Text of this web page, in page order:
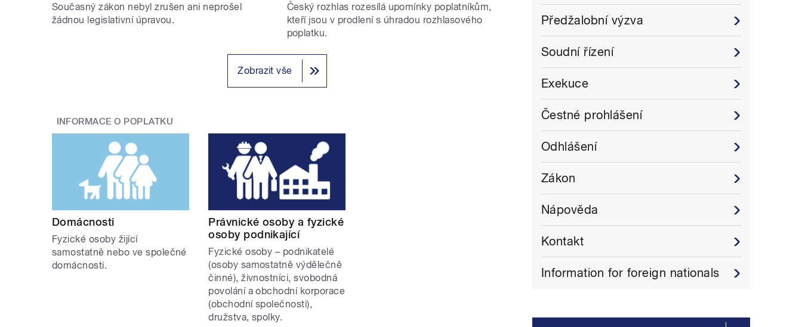
Současný zákon nebyl zrušen ani neprošel
žádnou legislativní úpravou.
Český rozhlas rozesílá upomínky poplatníkům,
kteří jsou v prodlení s úhradou rozhlasového
poplatku.
Zobrazit vše
INFORMACE O POPLATKU
Domácnosti
Fyzické osoby žijící
samostatně nebo ve společné
domácnosti.
Právnické osoby a fyzické
osoby podnikající
Fyzické osoby – podnikatelé
(osoby samostatně výdělečně
činné), živnostníci, svobodná
povolání a obchodní korporace
(obchodní společnosti),
družstva, spolky.
Předžalobní výzva
Soudní řízení
Exekuce
Čestné prohlášení
Odhlášení
Zákon
Nápověda
Kontakt
Information for foreign nationals